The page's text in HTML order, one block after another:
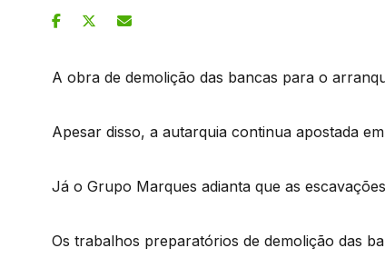
A obra de demolição das bancas para o
Apesar disso, a autarquia continua apostada
Já o Grupo Marques adianta que as
Os trabalhos preparatórios de demolição das